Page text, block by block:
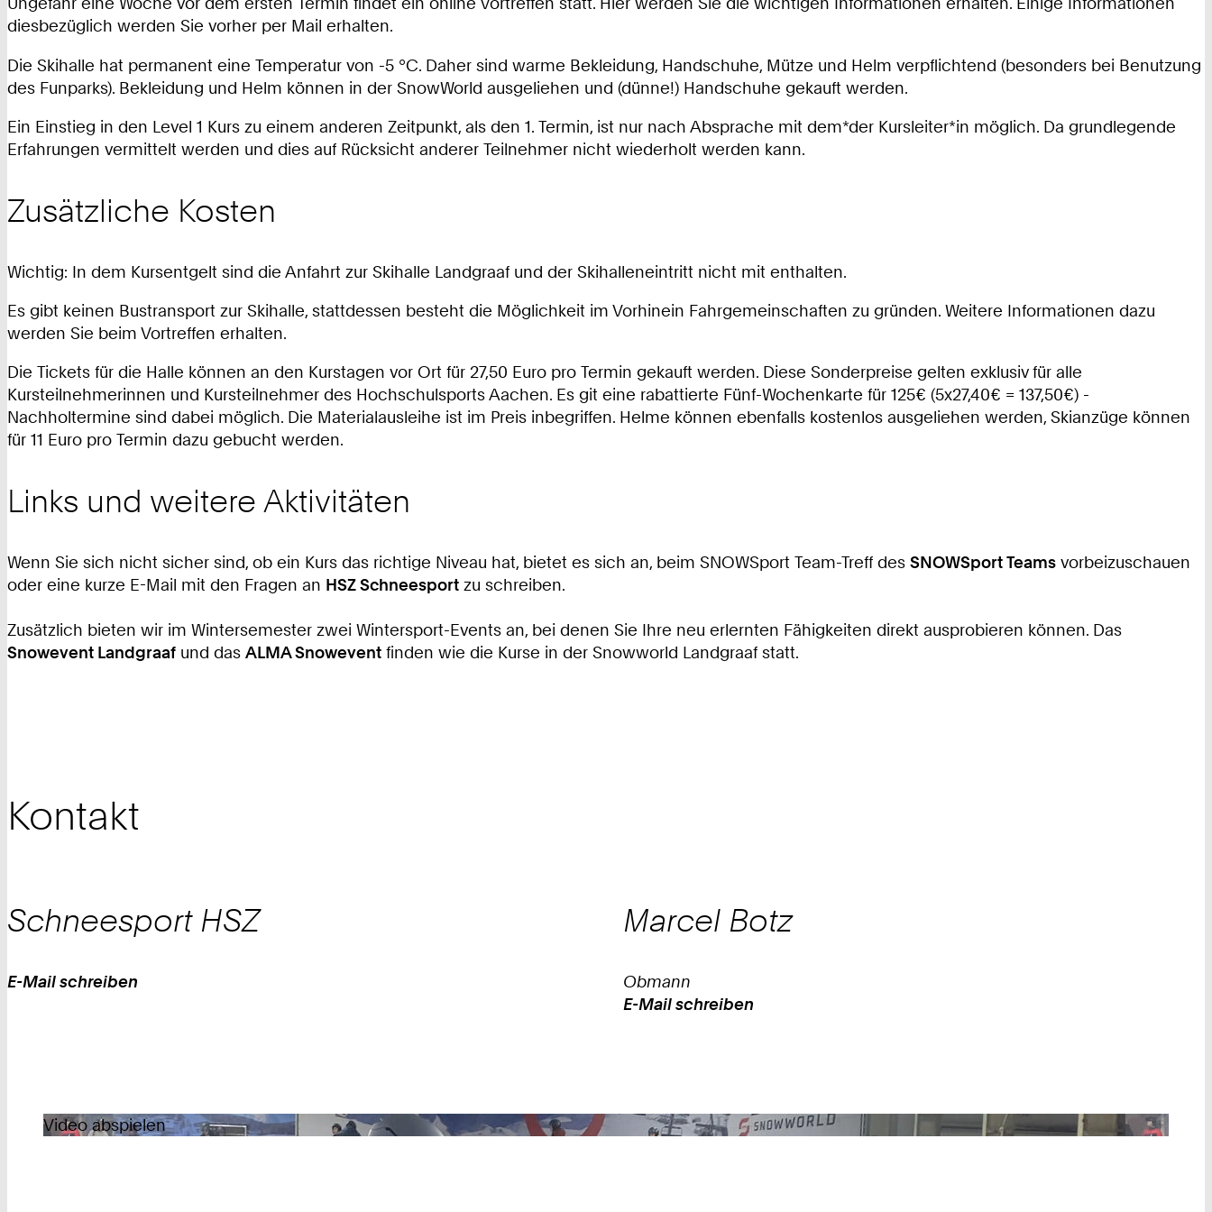
diesbezüglich werden Sie vorher per Mail erhalten.
Die Skihalle hat permanent eine Temperatur von -5 °C. Daher sind warme Bekleidung, Handschuhe, Mütze und Helm verpflichtend (besonders bei Benutzung
des Funparks). Bekleidung und Helm können in der SnowWorld ausgeliehen und (dünne!) Handschuhe gekauft werden.
Ein Einstieg in den Level 1 Kurs zu einem anderen Zeitpunkt, als den 1. Termin, ist nur nach Absprache mit dem*der Kursleiter*in möglich. Da grundlegende
Erfahrungen vermittelt werden und dies auf Rücksicht anderer Teilnehmer nicht wiederholt werden kann.
Zusätzliche Kosten
Wichtig: In dem Kursentgelt sind die Anfahrt zur Skihalle Landgraaf und der Skihalleneintritt nicht mit enthalten.
Es gibt keinen Bustransport zur Skihalle, stattdessen besteht die Möglichkeit im Vorhinein Fahrgemeinschaften zu gründen. Weitere Informationen dazu
werden Sie beim Vortreffen erhalten.
Die Tickets für die Halle können an den Kurstagen vor Ort für 27,50 Euro pro Termin gekauft werden. Diese Sonderpreise gelten exklusiv für alle
Kursteilnehmerinnen und Kursteilnehmer des Hochschulsports Aachen. Es git eine rabattierte Fünf-Wochenkarte für 125€ (5x27,40€ = 137,50€) -
Nachholtermine sind dabei möglich. Die Materialausleihe ist im Preis inbegriffen. Helme können ebenfalls kostenlos ausgeliehen werden, Skianzüge können
für 11 Euro pro Termin dazu gebucht werden.
Links und weitere Aktivitäten
Wenn Sie sich nicht sicher sind, ob ein Kurs das richtige Niveau hat, bietet es sich an, beim SNOWSport Team-Treff des SNOWSport Teams vorbeizuschauen
oder eine kurze E-Mail mit den Fragen an HSZ Schneesport zu schreiben.
Zusätzlich bieten wir im Wintersemester zwei Wintersport-Events an, bei denen Sie Ihre neu erlernten Fähigkeiten direkt ausprobieren können. Das
Snowevent Landgraaf und das ALMA Snowevent finden wie die Kurse in der Snowworld Landgraaf statt.
Kontakt
Schneesport HSZ
Work
E-Mail schreiben
Marcel Botz
Obmann
Work
E-Mail schreiben
Video abspielen